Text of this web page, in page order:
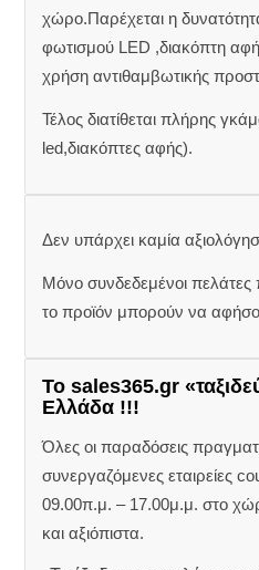
χώρο.Παρέχεται η
φωτισμού LED ,διακόπτη
χρήση αντιθαμβωτικής
Τέλος διατίθεται πλήρης
led,διακόπτες αφής).
Δεν υπάρχει καμία
Μόνο συνδεδεμένοι
το προϊόν μπορούν να
Το sales365.gr
Ελλάδα !!!
Όλες οι παραδόσεις
συνεργαζόμενες εταιρείες
09.00π.μ. – 17.00μ.μ. στο
και αξιόπιστα.